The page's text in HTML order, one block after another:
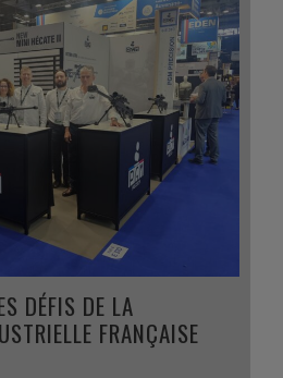
DÉFIS DE LA
FRANÇAISE